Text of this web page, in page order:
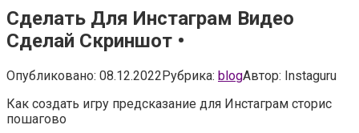
Сделать Для Инстаграм Видео
Сделай Скриншот •
Опубликовано: 08.12.2022Рубрика: blogАвтор: Instaguru
Как создать игру предсказание для Инстаграм сторис
пошагово